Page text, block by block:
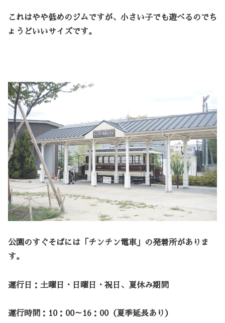
これはやや低めのジムですが、小さい子でも遊べるのでち
ょうどいいサイズです。
公園のすぐそばには「チンチン電車」の発着所がありま
す。
運行日：土曜日・日曜日・祝日、夏休み期間
運行時間：10：00～16：00（夏季延長あり）